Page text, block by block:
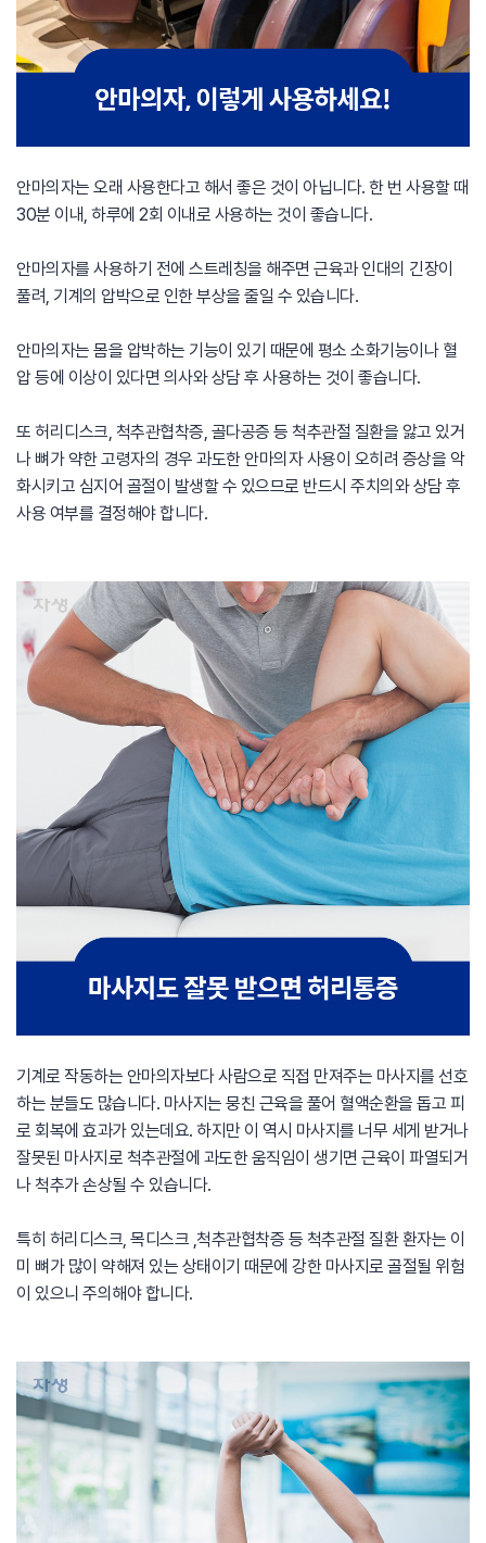
안마의자는 오래 사용한다고 해서 좋은 것이 아닙니다. 한 번 사용할 때
30분 이내, 하루에 2회 이내로 사용하는 것이 좋습니다.
안마의자를 사용하기 전에 스트레칭을 해주면 근육과 인대의 긴장이
풀려, 기계의 압박으로 인한 부상을 줄일 수 있습니다.
안마의자는 몸을 압박하는 기능이 있기 때문에 평소 소화기능이나 혈
압 등에 이상이 있다면 의사와 상담 후 사용하는 것이 좋습니다.
또 허리디스크, 척추관협착증, 골다공증 등 척추관절 질환을 앓고 있거
나 뼈가 약한 고령자의 경우 과도한 안마의자 사용이 오히려 증상을 악
화시키고 심지어 골절이 발생할 수 있으므로 반드시 주치의와 상담 후
사용 여부를 결정해야 합니다.
기계로 작동하는 안마의자보다 사람으로 직접 만져주는 마사지를 선호
하는 분들도 많습니다. 마사지는 뭉친 근육을 풀어 혈액순환을 돕고 피
로 회복에 효과가 있는데요. 하지만 이 역시 마사지를 너무 세게 받거나
잘못된 마사지로 척추관절에 과도한 움직임이 생기면 근육이 파열되거
나 척추가 손상될 수 있습니다.
특히 허리디스크, 목디스크 ,척추관협착증 등 척추관절 질환 환자는 이
미 뼈가 많이 약해져 있는 상태이기 때문에 강한 마사지로 골절될 위험
이 있으니 주의해야 합니다.